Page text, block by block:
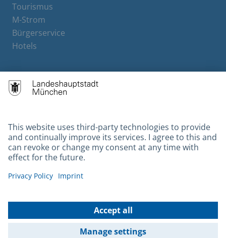
Tourismus
M-Strom
Bürgerservice
Hotels
Contact
Gebärdensprache
Datenschutz
Kontakt
© 2026 Portal München Betriebs GmbH & Co. KG - Ein Service der
Landeshauptstadt München und der Stadtwerke München GmbH